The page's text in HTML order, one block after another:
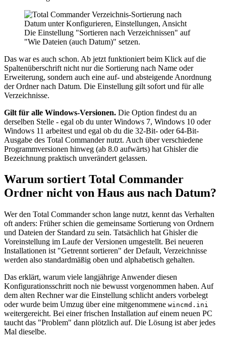
Die Einstellung "Sortieren nach Verzeichnissen" auf
"Wie Dateien (auch Datum)" setzen.
Das war es auch schon. Ab jetzt funktioniert beim Klick auf die
Spaltenüberschrift nicht nur die Sortierung nach Name oder
Erweiterung, sondern auch eine auf- und absteigende Anordnung
der Ordner nach Datum. Die Einstellung gilt sofort und für alle
Verzeichnisse.
Gilt für alle Windows-Versionen. Die Option findest du an
derselben Stelle - egal ob du unter Windows 7, Windows 10 oder
Windows 11 arbeitest und egal ob du die 32-Bit- oder 64-Bit-
Ausgabe des Total Commander nutzt. Auch über verschiedene
Programmversionen hinweg (ab 8.0 aufwärts) hat Ghisler die
Bezeichnung praktisch unverändert gelassen.
Warum sortiert Total Commander
Ordner nicht von Haus aus nach Datum?
Wer den Total Commander schon lange nutzt, kennt das Verhalten
oft anders: Früher schien die gemeinsame Sortierung von Ordnern
und Dateien der Standard zu sein. Tatsächlich hat Ghisler die
Voreinstellung im Laufe der Versionen umgestellt. Bei neueren
Installationen ist "Getrennt sortieren" der Default, Verzeichnisse
werden also standardmäßig oben und alphabetisch gehalten.
Das erklärt, warum viele langjährige Anwender diesen
Konfigurationsschritt noch nie bewusst vorgenommen haben. Auf
dem alten Rechner war die Einstellung schlicht anders vorbelegt
oder wurde beim Umzug über eine mitgenommene wincmd.ini
weitergereicht. Bei einer frischen Installation auf einem neuen PC
taucht das "Problem" dann plötzlich auf. Die Lösung ist aber jedes
Mal dieselbe.